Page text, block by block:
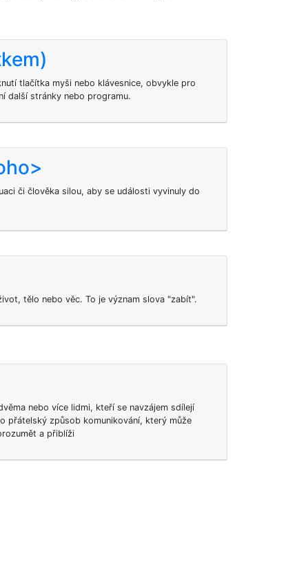
tlačítka myši nebo klávesnice, obvykle pro
další stránky nebo programu.
či člověka silou, aby se události vyvinuly do
tělo nebo věc. To je význam slova "zabít".
nebo více lidmi, kteří se navzájem sdílejí
přátelský způsob komunikování, který může
a přiblíži